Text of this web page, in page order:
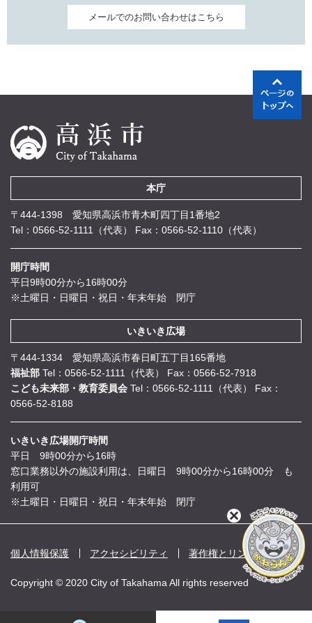
メールでのお問い合わせはこちら
本庁
〒444-1398 愛知県高浜市青木町四丁目1番地2
Tel：0566-52-1111（代表）
Fax：0566-52-1110（代表）
開庁時間
平日9時00分から16時00分
※土曜日・日曜日・祝日・年末年始 閉庁
いきいき広場
〒444-1334 愛知県高浜市春日町五丁目165番地
福祉部 Tel：0566-52-1111（代表）
Fax：0566-52-7918
こども未来部・教育委員会 Tel：0566-52-1111（代表）
Fax：
0566-52-8188
いきいき広場開庁時間
平日 9時00分から16時
窓口業務以外の施設利用は、日曜日 9時00分から16時00分 も
利用可
※土曜日・日曜日・祝日・年末年始 閉庁
個人情報保護 アクセシビリティ 著作権とリンク
Copyright © 2020 City of Takahama All rights reserved
閉